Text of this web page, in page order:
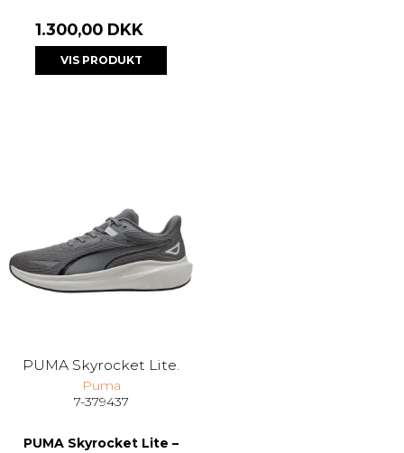
1.300,00 DKK
VIS PRODUKT
PUMA Skyrocket Lite.
Puma
7-379437
PUMA Skyrocket Lite –